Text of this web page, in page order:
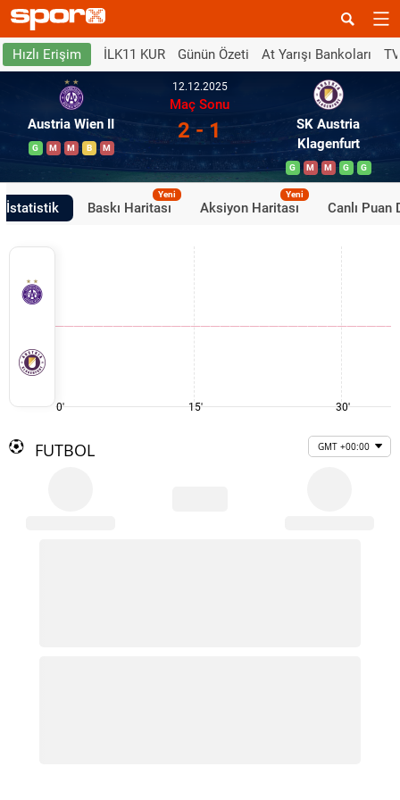
Hızlı Erişim İLK11 KUR Günün Özeti At Yarışı Bankoları
Austria Wien II
G M M B M
12.12.2025
Maç Sonu
2 - 1
SK Austria
Klagenfurt
G M M G G
İstatistik Baskı Haritası
Yeni
Aksiyon Haritası
Yeni
Canlı Puan
0' 15' 30'
FUTBOL GMT +00:00